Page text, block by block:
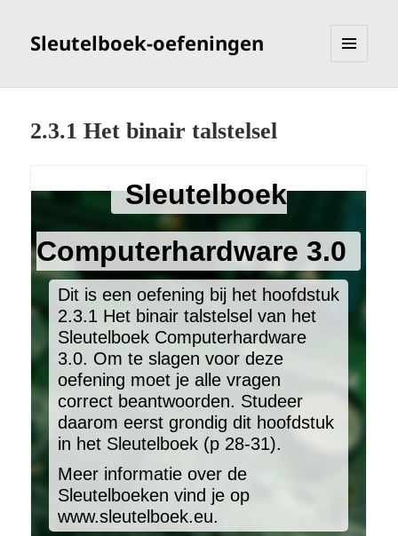
Sleutelboek-oefeningen
2.3.1 Het binair talstelsel